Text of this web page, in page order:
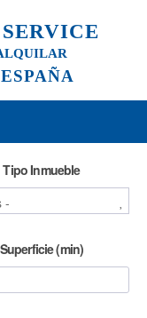
Tipo Inmueble
Superficie (min)